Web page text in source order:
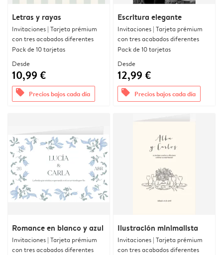
Letras y rayas
Invitaciones | Tarjeta prémium
con tres acabados diferentes
Pack de 10 tarjetas
Desde
10,99 €
offers Precios bajos cada día
Escritura elegante
Invitaciones | Tarjeta prémium
con tres acabados diferentes
Pack de 10 tarjetas
Desde
12,99 €
offers Precios bajos cada día
Romance en blanco y azul
Invitaciones | Tarjeta prémium
con tres acabados diferentes
Ilustración minimalista
Invitaciones | Tarjeta prémium
con tres acabados diferentes